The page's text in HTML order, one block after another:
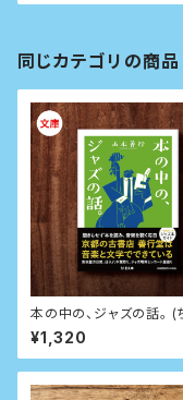
同じカテゴリの商品
本の中の、ジャズの話。 (
文庫)
¥1,320